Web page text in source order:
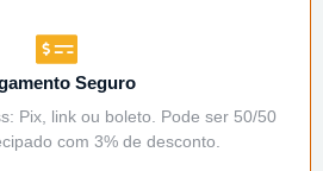
Seguro
Pix, link ou boleto. Pode ser 50/50
com 3% de desconto.